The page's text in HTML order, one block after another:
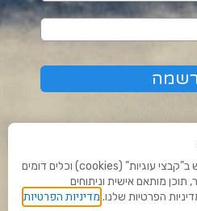
ומדיניות פרטיות
לידיעתכם, באתר זה נעשה שימוש ב"קבצי עוגיות" (cookies) וכלים דומים
תוכן מותאם אישית וניתוחים
הפרטיות שלנו. מדיניות הפרטיות